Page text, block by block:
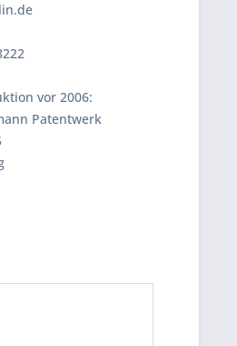
vor 2006:
Patentwerk